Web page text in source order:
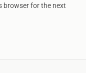
browser for the next